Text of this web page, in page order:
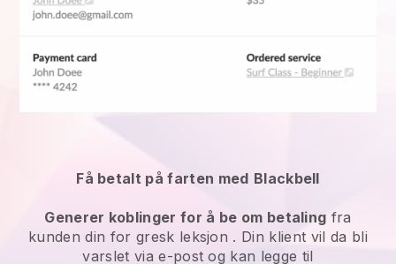
Få betalt på farten med Blackbell
Generer koblinger for å be om betaling fra
kunden din for gresk leksjon . Din klient vil da bli
varslet via e-post og kan legge til